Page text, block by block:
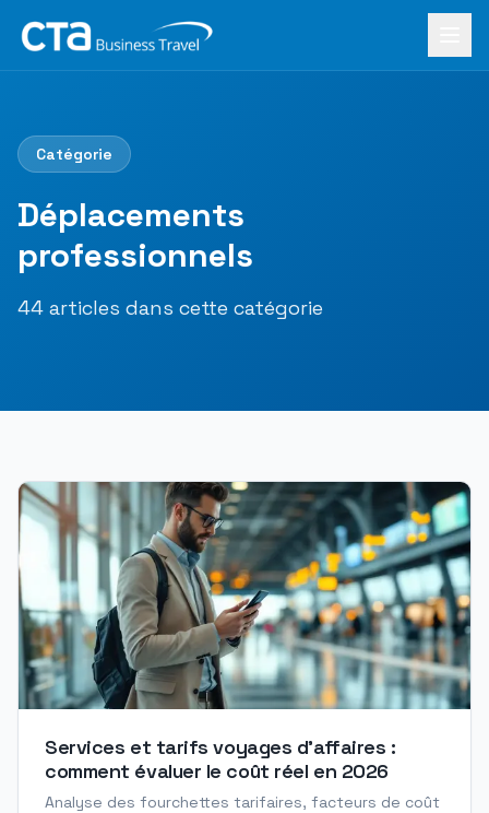
Accueil›Le Mag Déplacements professionnels
Catégorie
Déplacements
professionnels
44 articles dans cette catégorie
Services et tarifs voyages d'affaires :
comment évaluer le coût réel en 2026
Analyse des fourchettes tarifaires, facteurs de coût